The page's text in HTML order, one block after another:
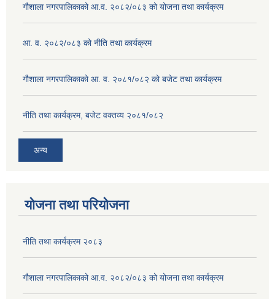
गौशाला नगरपालिकाको आ.व. २०८२/०८३ को योजना तथा कार्यक्रम
आ. व. २०८२/०८३ को नीति तथा कार्यक्रम
गौशाला नगरपालिकाको आ. व. २०८१/०८२ को बजेट तथा कार्यक्रम
नीति तथा कार्यक्रम, बजेट वक्तव्य २०८१/०८२
अन्य
योजना तथा परियोजना
नीति तथा कार्यक्रम २०८३
गौशाला नगरपालिकाको आ.व. २०८२/०८३ को योजना तथा कार्यक्रम